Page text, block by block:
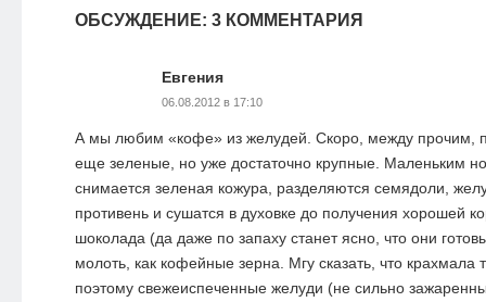
ОБСУЖДЕНИЕ: 3 КОММЕНТАРИЯ
Евгения
06.08.2012 в 17:10
А мы любим «кофе» из желудей. Скоро, между прочим,
еще зеленые, но уже достаточно крупные. Маленьким
снимается зеленая кожура, разделяются семядоли,
противень и сушатся в духовке до получения хорошей
шоколада (да даже по запаху станет ясно, что они
молоть, как кофейные зерна. Мгу сказать, что крахмала
поэтому свежеиспеченные желуди (не сильно